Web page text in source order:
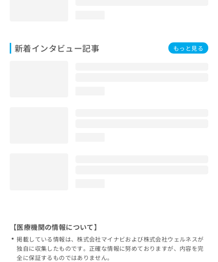
新着インタビュー記事 もっと見る
【医療機関の情報について】
掲載している情報は、株式会社マイナビおよび株式会社ウェルネスが
独自に収集したものです。正確な情報に努めておりますが、内容を完
全に保証するものではありません。